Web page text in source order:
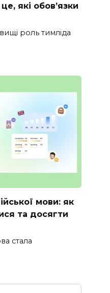
які обов’язки
роль тимліда
мови: як
та досягти
стала